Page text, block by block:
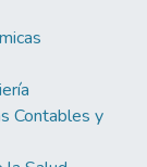
Contables y